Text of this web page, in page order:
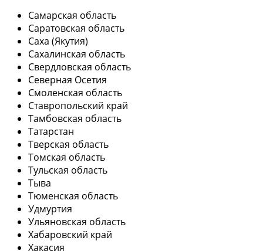
Самарская область
Саратовская область
Саха (Якутия)
Сахалинская область
Свердловская область
Северная Осетия
Смоленская область
Ставропольский край
Тамбовская область
Татарстан
Тверская область
Томская область
Тульская область
Тыва
Тюменская область
Удмуртия
Ульяновская область
Хабаровский край
Хакасия